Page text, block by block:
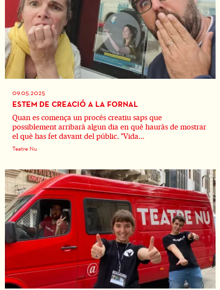
09.05.2025
ESTEM DE CREACIÓ A LA FORNAL
Quan es comença un procés creatiu saps que
possiblement arribarà algun dia en què hauràs de mostrar
el què has fet davant del públic. "Vida...
Teatre Nu